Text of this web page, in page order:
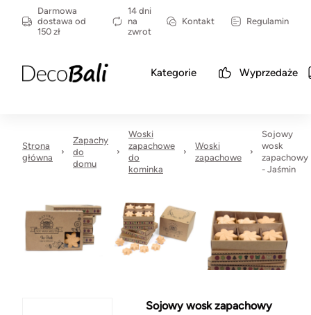
Darmowa
dostawa od
150 zł
14 dni
na
zwrot
Kontakt Regulamin
Kategorie Wyprzedaże
Strona
główna
Zapachy
do
domu
Woski
zapachowe
do
kominka
Woski
zapachowe
Sojowy
wosk
zapachowy
- Jaśmin
Sojowy wosk zapachowy